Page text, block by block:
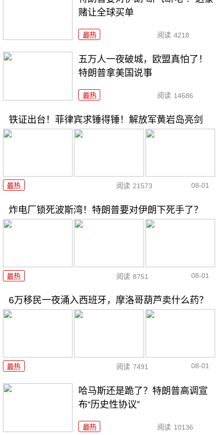
赌让全球买单
最热 阅读 4218
五万人一夜破城，欧盟真怕了！
特朗普拿美国说事
最热 阅读 14686
铁证出台！菲律宾求锤得锤！解放军黄岩岛亮剑
最热 阅读 21573 08-01
炸电厂锁死波斯湾！特朗普要对伊朗下死手了？
最热 阅读 8751 08-01
6万移民一夜涌入西班牙，摩洛哥葫芦卖什么药？
最热 阅读 7491 08-01
哈马斯还是跪了？特朗普高调宣
布“历史性协议”
最热 阅读 10136